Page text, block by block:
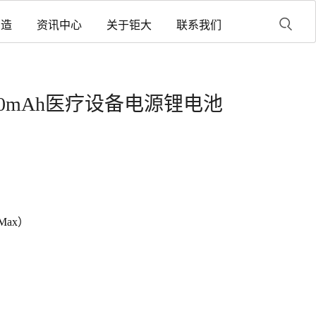
资讯中心 关于钜大 联系我们
医疗设备电源锂电池
）